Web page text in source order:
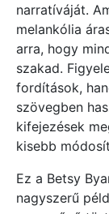
narratíváját.
melankólia
arra, hogy
szakad.
fordítások,
szövegben
kifejezések
kisebb
Ez a Betsy
nagyszerű